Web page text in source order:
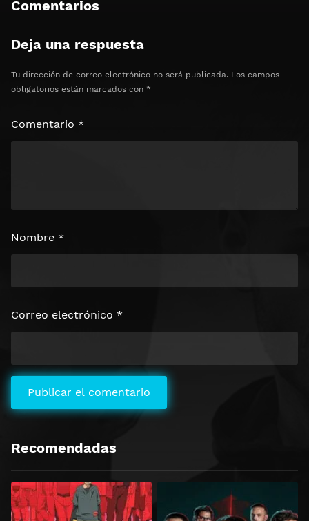
Comentarios
Deja una respuesta
Tu dirección de correo electrónico no será publicada. Los campos
obligatorios están marcados con *
Comentario *
Nombre *
Correo electrónico *
Recomendadas